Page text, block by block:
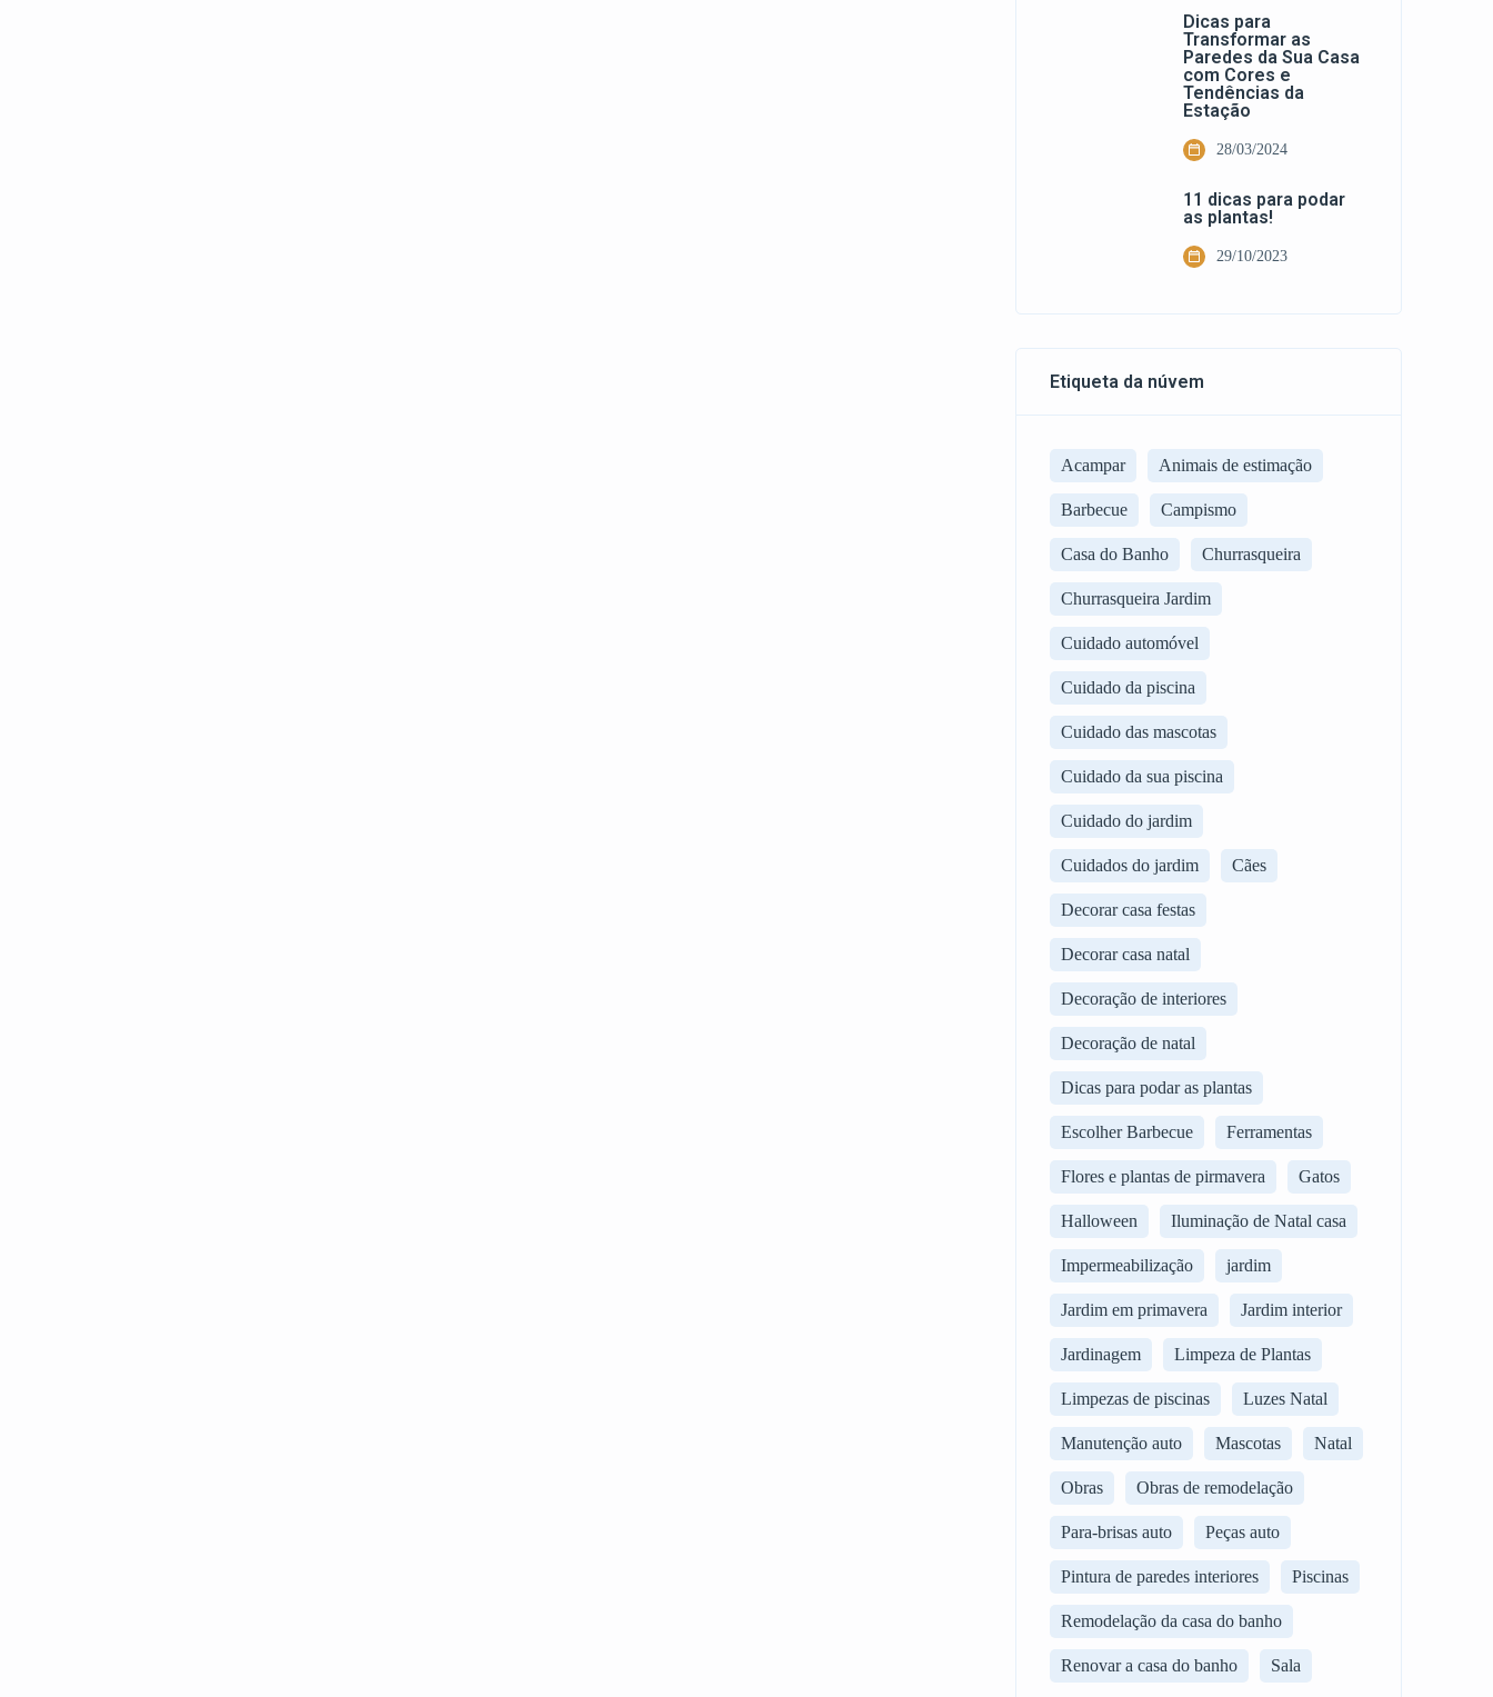
Dicas para
Transformar as
Paredes da Sua Casa
com Cores e
Tendências da
Estação
28/03/2024
11 dicas para podar
as plantas!
29/10/2023
Etiqueta da núvem
Acampar Animais de estimação
Barbecue Campismo
Casa do Banho Churrasqueira
Churrasqueira Jardim
Cuidado automóvel
Cuidado da piscina
Cuidado das mascotas
Cuidado da sua piscina
Cuidado do jardim
Cuidados do jardim Cães
Decorar casa festas
Decorar casa natal
Decoração de interiores
Decoração de natal
Dicas para podar as plantas
Escolher Barbecue Ferramentas
Flores e plantas de pirmavera Gatos
Halloween Iluminação de Natal casa
Impermeabilização jardim
Jardim em primavera Jardim interior
Jardinagem Limpeza de Plantas
Limpezas de piscinas Luzes Natal
Manutenção auto Mascotas Natal
Obras Obras de remodelação
Para-brisas auto Peças auto
Pintura de paredes interiores Piscinas
Remodelação da casa do banho
Renovar a casa do banho Sala